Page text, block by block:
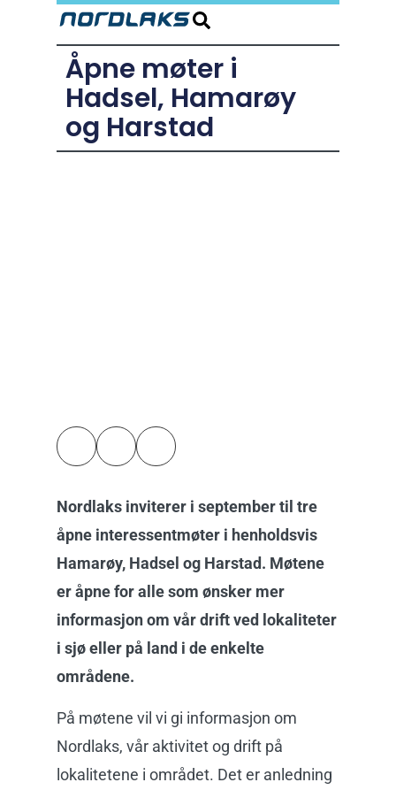
Åpne møter i
Hadsel, Hamarøy
og Harstad
Nordlaks inviterer i september til tre
åpne interessentmøter i henholdsvis
Hamarøy, Hadsel og Harstad. Møtene
er åpne for alle som ønsker mer
informasjon om vår drift ved lokaliteter
i sjø eller på land i de enkelte
områdene.
På møtene vil vi gi informasjon om
Nordlaks, vår aktivitet og drift på
lokalitetene i området. Det er anledning